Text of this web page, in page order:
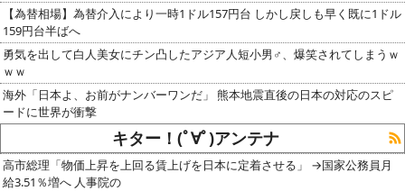
【為替相場】為替介入により一時1ドル157円台 しかし戻しも早く既に1ドル
159円台半ばへ
勇気を出して白人美女にチン凸したアジア人短小男♂、爆笑されてしまうｗ
ｗｗ
海外「日本よ、お前がナンバーワンだ」 熊本地震直後の日本の対応のスピ
ードに世界が衝撃
キター！(ﾟ∀ﾟ)アンテナ
高市総理「物価上昇を上回る賃上げを日本に定着させる」 →国家公務員月
給3.51％増へ 人事院の